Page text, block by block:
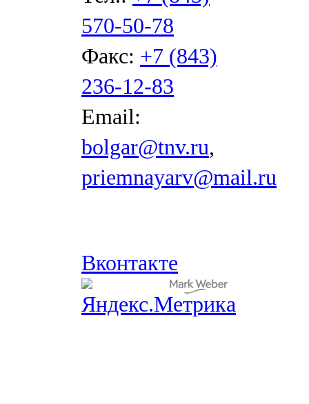
570-50-78
Факс: +7 (843)
236-12-83
Email:
bolgar@tnv.ru,
priemnayarv@mail.ru
Вконтакте